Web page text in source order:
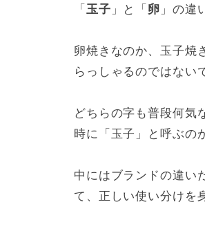
「 玉子 」と「 卵 」の違
卵焼きなのか、玉子焼
らっしゃるのではない
どちらの字も普段何気
時に「玉子」と呼ぶの
中にはブランドの違い
て、正しい使い分けを